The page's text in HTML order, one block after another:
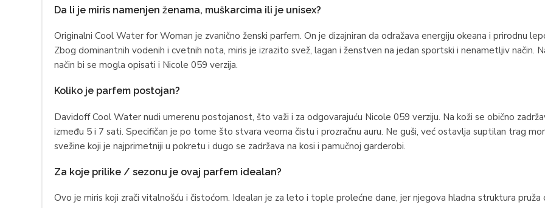
Da li je miris namenjen ženama, muškarcima ili je unisex?
Originalni Cool Water for Woman je zvanično ženski parfem. On je dizajniran da odražava energiju okeana i prirodnu
Zbog dominantnih vodenih i cvetnih nota, miris je izrazito svež, lagan i ženstven na jedan sportski i nenametljiv način.
način bi se mogla opisati i Nicole 059 verzija.
Koliko je parfem postojan?
Davidoff Cool Water nudi umerenu postojanost, što važi i za odgovarajuću Nicole 059 verziju. Na koži se obično
između 5 i 7 sati. Specifičan je po tome što stvara veoma čistu i prozračnu auru. Ne guši, već ostavlja suptilan trag
svežine koji je najprimetniji u pokretu i dugo se zadržava na kosi i pamučnoj garderobi.
Za koje prilike / sezonu je ovaj parfem idealan?
Ovo je miris koji zrači vitalnošću i čistoćom. Idealan je za leto i tople prolećne dane, jer njegova hladna struktura pruža